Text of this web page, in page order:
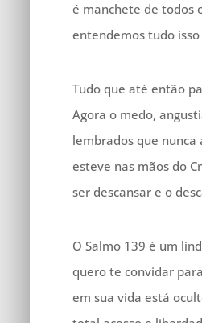
é manchete de todos
entendemos tudo
Tudo que até então
Agora o medo,
lembrados que
esteve nas mãos do
ser descansar e o
O Salmo 139 é um
quero te convidar
em sua vida está